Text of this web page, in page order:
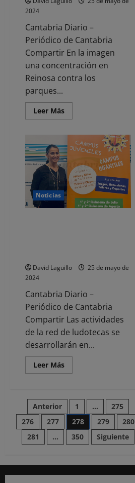
estudios
2024
Cantabria Diario –
Periódico de Cantabria
Compartir En la imagen
una concentración en
Reinosa contra los
parques...
Leer MásLeer
más
EDITORIAL-.
Turismo
masivo,
precariedad
y
especulación
Noticias
David Laguillo
25 de mayo de
2024
Cantabria Diario –
Periódico de Cantabria
Compartir Las actividades
de la red de ludotecas se
desarrollarán en...
Leer MásLeer
más
abre
lunes
las
inscripciones
para
las
los
‘El
Paginación
de
entradas
Anterior 1 …
275
276
277 278 279
280
281
… 350 Siguiente